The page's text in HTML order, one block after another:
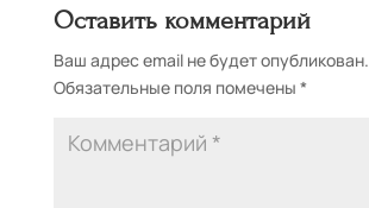
Оставить комментарий
Ваш адрес email не будет опубликован.
Обязательные поля помечены *